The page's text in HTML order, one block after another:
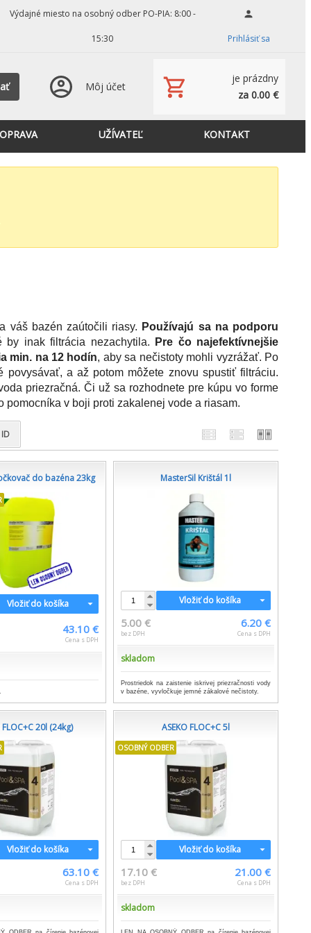
Výdajné miesto na osobný odber PO-PIA: 8:00 -
15:30 Prihlásiť sa
Môj účet
je prázdny
za 0.00 €
UŽÍVATEĽ KONTAKT
váš bazén zaútočili riasy. Používajú sa na podporu
inak filtrácia nezachytila.
Pre čo najefektívnejšie
min. na 12 hodín, aby sa nečistoty mohli vyzrážať. Po
a až potom môžete znovu spustiť filtráciu.
priezračná. Či už sa rozhodnete pre kúpu vo forme
pomocníka v boji proti zakalenej vode a riasam.
ID
do bazéna 23kg
Vložiť do košíka
43.10 €
Cena s DPH
MasterSil Krištál 1l
Vložiť do košíka
5.00 €
bez DPH
6.20 €
Cena s DPH
skladom
Prostriedok na zaistenie iskrivej priezračnosti vody
v bazéne, vyvločkuje jemné zákalové nečistoty.
FLOC+C 20l (24kg)
Vložiť do košíka
63.10 €
Cena s DPH
ASEKO FLOC+C 5l
OSOBNÝ ODBER
Vložiť do košíka
17.10 €
bez DPH
21.00 €
Cena s DPH
skladom